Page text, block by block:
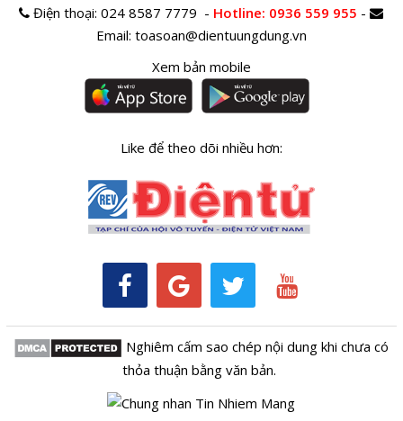
Điện thoại:024 8587 7779 - Hotline: 0936 559 955 -
Email: toasoan@dientuungdung.vn
Xem bản mobile
Like để theo dõi nhiều hơn:
Nghiêm cấm sao chép nội dung khi chưa có
thỏa thuận bằng văn bản.